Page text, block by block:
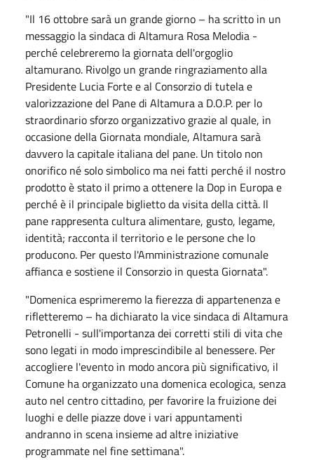
"Il 16 ottobre sarà un grande giorno – ha scritto in un
messaggio la sindaca di Altamura Rosa Melodia -
perché celebreremo la giornata dell'orgoglio
altamurano. Rivolgo un grande ringraziamento alla
Presidente Lucia Forte e al Consorzio di tutela e
valorizzazione del Pane di Altamura a D.O.P. per lo
straordinario sforzo organizzativo grazie al quale, in
occasione della Giornata mondiale, Altamura sarà
davvero la capitale italiana del pane. Un titolo non
onorifico né solo simbolico ma nei fatti perché il nostro
prodotto è stato il primo a ottenere la Dop in Europa e
perché è il principale biglietto da visita della città. Il
pane rappresenta cultura alimentare, gusto, legame,
identità; racconta il territorio e le persone che lo
producono. Per questo l'Amministrazione comunale
affianca e sostiene il Consorzio in questa Giornata".
"Domenica esprimeremo la fierezza di appartenenza e
rifletteremo – ha dichiarato la vice sindaca di Altamura
Petronelli - sull'importanza dei corretti stili di vita che
sono legati in modo imprescindibile al benessere. Per
accogliere l'evento in modo ancora più significativo, il
Comune ha organizzato una domenica ecologica, senza
auto nel centro cittadino, per favorire la fruizione dei
luoghi e delle piazze dove i vari appuntamenti
andranno in scena insieme ad altre iniziative
programmate nel fine settimana".